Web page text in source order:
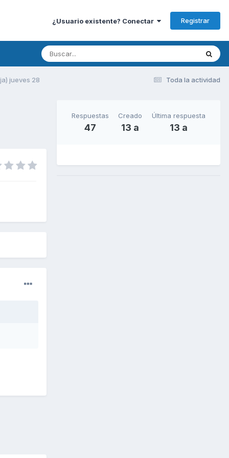
¿Usuario existente? Conectar Registrar
Toda la actividad
jueves 28
Respuestas
47
Creado
13 a
Última respuesta
13 a